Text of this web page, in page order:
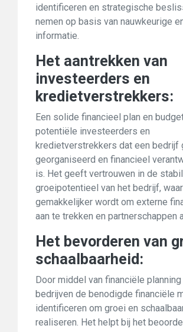
identificeren en strategische
nemen op basis van nauwkeurige
informatie.
Het aantrekken van
investeerders en
kredietverstrekkers:
Een solide financieel plan en
potentiële investeerders en
kredietverstrekkers dat een bedrijf
georganiseerd en financieel
is. Het geeft vertrouwen in de
groeipotentieel van het bedrijf,
gemakkelijker wordt om externe
aan te trekken en partnerschappen
Het bevorderen van
schaalbaarheid:
Door middel van financiële planning
bedrijven de benodigde financiële
identificeren om groei en
realiseren. Het helpt bij het